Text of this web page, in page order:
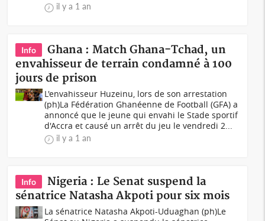
il y a 1 an
Info
Ghana : Match Ghana-Tchad, un
envahisseur de terrain condamné à 100
jours de prison
L'envahisseur Huzeinu, lors de son arrestation
(ph)La Fédération Ghanéenne de Football (GFA) a
annoncé que le jeune qui envahi le Stade sportif
d'Accra et causé un arrêt du jeu le vendredi 2...
il y a 1 an
Info
Nigeria : Le Senat suspend la
sénatrice Natasha Akpoti pour six mois
La sénatrice Natasha Akpoti-Uduaghan (ph)Le